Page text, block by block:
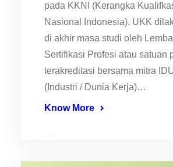
pada KKNI (Kerangka
Nasional Indonesia). UKK
di akhir masa studi oleh
Sertifikasi Profesi atau satuan
terakreditasi bersama mitra
(Industri / Dunia Kerja)…
Know More